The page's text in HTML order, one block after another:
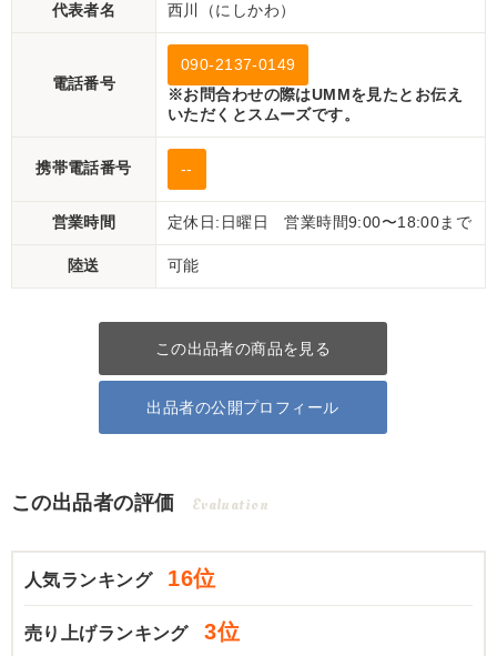
代表者名 西川（にしかわ）
電話番号
090-2137-0149
※お問合わせの際はUMMを見たとお伝え
いただくとスムーズです。
携帯電話番号 --
営業時間 定休日:日曜日 営業時間9:00〜18:00まで
陸送 可能
この出品者の商品を見る
出品者の公開プロフィール
この出品者の評価 Evaluation
人気ランキング 16位
売り上げランキング 3位